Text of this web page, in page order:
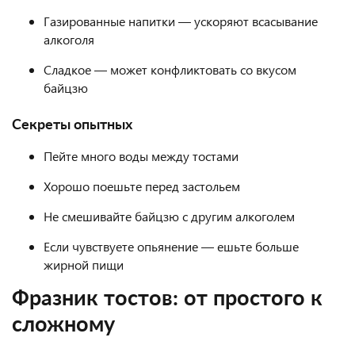
Газированные напитки — ускоряют всасывание
алкоголя
Сладкое — может конфликтовать со вкусом
байцзю
Секреты опытных
Пейте много воды между тостами
Хорошо поешьте перед застольем
Не смешивайте байцзю с другим алкоголем
Если чувствуете опьянение — ешьте больше
жирной пищи
Фразник тостов: от простого к
сложному